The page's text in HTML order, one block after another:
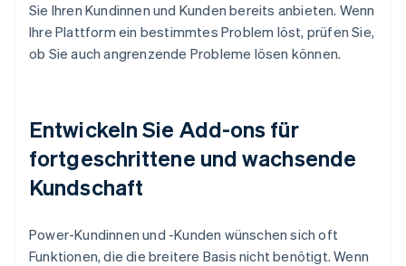
Sie Ihren Kundinnen und Kunden bereits anbieten. Wenn
Ihre Plattform ein bestimmtes Problem löst, prüfen Sie,
ob Sie auch angrenzende Probleme lösen können.
Entwickeln Sie Add-ons für
fortgeschrittene und wachsende
Kundschaft
Power-Kundinnen und -Kunden wünschen sich oft
Funktionen, die die breitere Basis nicht benötigt. Wenn